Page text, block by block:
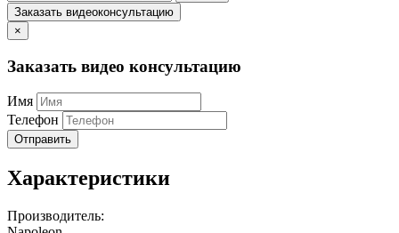
Заказать видеоконсультацию
×
Заказать видео консультацию
Имя
Телефон
Отправить
Характеристики
Производитель: